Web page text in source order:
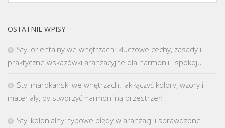
OSTATNIE WPISY
Styl orientalny we wnętrzach: kluczowe cechy, zasady i
praktyczne wskazówki aranżacyjne dla harmonii i spokoju
Styl marokański we wnętrzach: jak łączyć kolory, wzory i
materiały, by stworzyć harmonijną przestrzeń
Styl kolonialny: typowe błędy w aranżacji i sprawdzone